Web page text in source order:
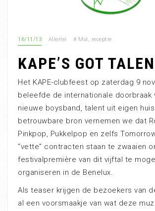
16/11/13 Allerlei # Mol , receptie
KAPE’S GOT
Het KAPE-clubfeest op zaterdag 9
beleefde de internationale doorbraak
nieuwe boysband, talent uit eigen
betrouwbare bron vernemen we dat
Pinkpop, Pukkelpop en zelfs
“vette” contracten staan te zwaaien
festivalpremière van dit vijftal te
organiseren in de Benelux.
Als teaser krijgen de bezoekers van
al een voorsmaakje van wat deze